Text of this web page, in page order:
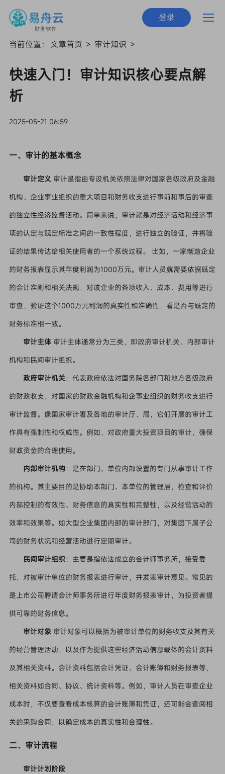
财务软件
登录
当前位置： 文章首页 > 审计知识 >
快速入门！审计知识核心要点解
析
2025-05-21 06:59
一、审计的基本概念
审计定义 审计是指由专设机关依照法律对国家各级政府及金融
机构、企业事业组织的重大项目和财务收支进行事前和事后的审查
的独立性经济监督活动。简单来说，审计就是对经济活动和经济事
项的认定与既定标准之间的一致性程度，进行独立的验证，并将验
证的结果传达给相关使用者的一个系统过程。 比如，一家制造企业
的财务报表显示其年度利润为1000万元。审计人员就需要依据既定
的会计准则和相关法规，对该企业的各项收入、成本、费用等进行
审查，验证这个1000万元利润的真实性和准确性，看是否与既定的
财务标准相一致。
审计主体审计主体通常分为三类，即政府审计机关、内部审计
机构和民间审计组织。
政府审计机关：代表政府依法对国务院各部门和地方各级政府
的财政收支，对国家的财政金融机构和企事业组织的财务收支进行
审计监督。像国家审计署及各地的审计厅、局，它们开展的审计工
作具有强制性和权威性。例如，对政府重大投资项目的审计，确保
财政资金的合理使用。
内部审计机构 ：是在部门、单位内部设置的专门从事审计工作
的机构。其主要目的是协助本部门、本单位的管理层，检查和评价
内部控制的有效性、财务信息的真实性和完整性，以及经营活动的
效率和效果等。如大型企业集团内部的审计部门，对集团下属子公
司的财务状况和经营活动进行定期审计。
民间审计组织 ：主要是指依法成立的会计师事务所，接受委
托，对被审计单位的财务报表进行审计，并发表审计意见。常见的
是上市公司聘请会计师事务所进行年度财务报表审计，为投资者提
供可靠的财务信息。
审计对象 审计对象可以概括为被审计单位的财务收支及其有关
的经营管理活动，以及作为提供这些经济活动信息载体的会计资料
及其相关资料。会计资料包括会计凭证、会计账簿和财务报表等，
相关资料如合同、协议、统计资料等。例如，审计人员在审查企业
成本时，不仅要查看成本核算的会计账簿和凭证，还可能会查阅相
关的采购合同，以确定成本的真实性和合理性。
二、审计流程
审计计划阶段